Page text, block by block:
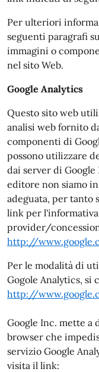
Per ulteriori
seguenti paragrafi
immagini o
nel sito Web.
Google Analytics
Questo sito web
analisi web fornito
componenti di
possono utilizzare
dai server di
editore non siamo
adeguata, per tanto
link per
provider/
http://
Per le modalità di
Gogole Analytics, si
http://
Google Inc. mette a
browser che
servizio Google
visita il link: